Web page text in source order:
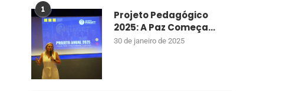
1
Projeto Pedagógico
2025: A Paz Começa...
30 de janeiro de 2025